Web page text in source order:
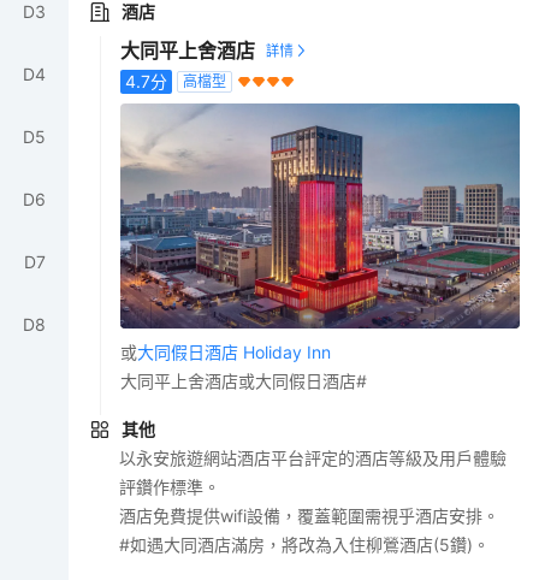
D3
D4
D5
D6
D7
D8
酒店
大同平上舍酒店
4.7分 高檔型
或大同假日酒店 Holiday Inn
大同平上舍酒店或大同假日酒店#
其他
以永安旅遊網站酒店平台評定的酒店等級及用戶體驗
評鑽作標準。
酒店免費提供wifi設備，覆蓋範圍需視乎酒店安排。
#如遇大同酒店滿房，將改為入住柳鶯酒店(5鑽)。